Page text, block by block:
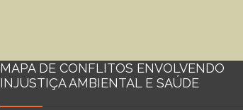
MAPA DE CONFLITOS ENVOLVENDO
INJUSTIÇA AMBIENTAL E SAÚDE